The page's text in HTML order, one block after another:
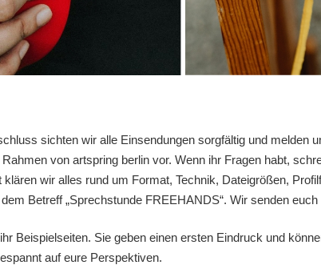
sichten wir alle Einsendungen sorgfältig und melden
von artspring berlin vor. Wenn ihr Fragen habt,
wir alles rund um Format, Technik, Dateigrößen,
Betreff „Sprechstunde FREEHANDS“. Wir senden
Beispielseiten. Sie geben einen ersten Eindruck und
auf eure Perspektiven.